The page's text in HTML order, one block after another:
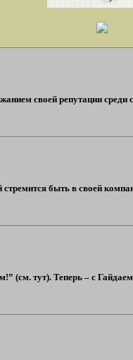
своей репутации среди
быть в своей
(см. тут). Теперь – с